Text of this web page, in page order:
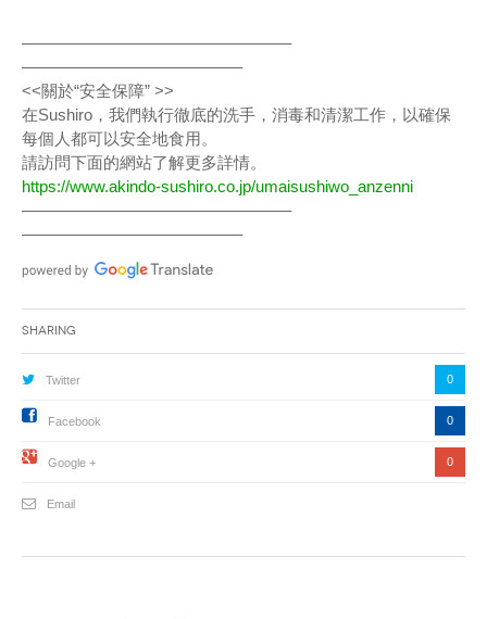
————————————————–
—————————————–
<<關於“安全保障” >>
在Sushiro，我們執行徹底的洗手，消毒和清潔工作，以確保
每個人都可以安全地食用。
請訪問下面的網站了解更多詳情。
https://www.akindo-sushiro.co.jp/umaisushiwo_anzenni
————————————————–
—————————————–
Sharing
Twitter 0
Facebook 0
Google + 0
Email